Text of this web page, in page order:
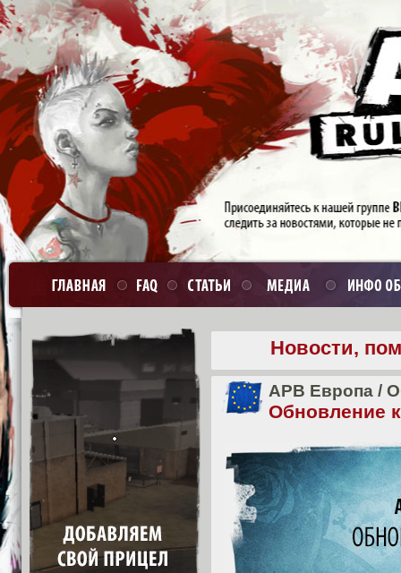
Новости,
APB Европа /
Обновление